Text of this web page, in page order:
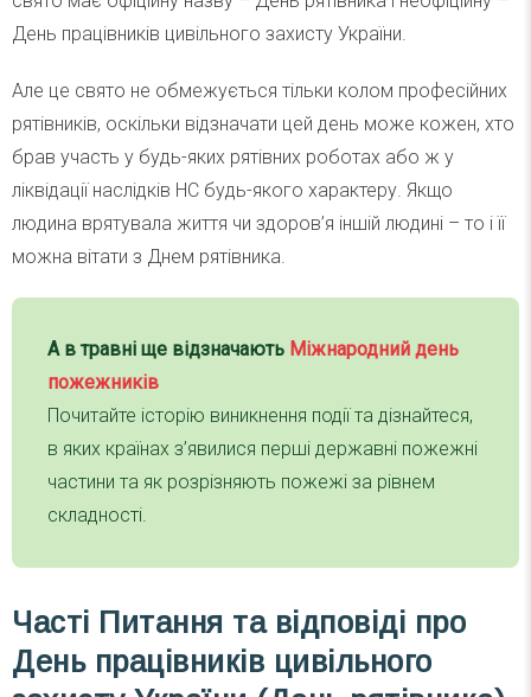
День працівників цивільного захисту України.
Але це свято не обмежується тільки колом професійних
рятівників, оскільки відзначати цей день може кожен, хто
брав участь у будь-яких рятівних роботах або ж у
ліквідації наслідків НС будь-якого характеру. Якщо
людина врятувала життя чи здоров’я іншій людині – то і її
можна вітати з Днем рятівника.
А в травні ще відзначають Міжнародний день
пожежників
Почитайте історію виникнення події та дізнайтеся,
в яких країнах з’явилися перші державні пожежні
частини та як розрізняють пожежі за рівнем
складності.
Часті Питання та відповіді про
День працівників цивільного